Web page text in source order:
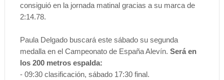
consiguió en la jornada matinal gracias a su marca de
2:14.78.
Paula Delgado buscará este sábado su segunda
medalla en el Campeonato de España Alevín. Será en
los 200 metros espalda:
- 09:30 clasificación, sábado 17:30 final.